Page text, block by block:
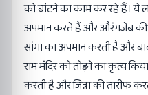
को बांटने का काम कर रहे हैं। ये
अपमान करते हैं और औरंगजेब की
सांगा का अपमान करती है और
राम मंदिर को तोड़ने का कृत्य
करती है और जिन्ना की तारीफ